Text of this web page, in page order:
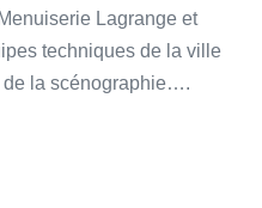
Lagrange et
techniques de la ville
de la scénographie….